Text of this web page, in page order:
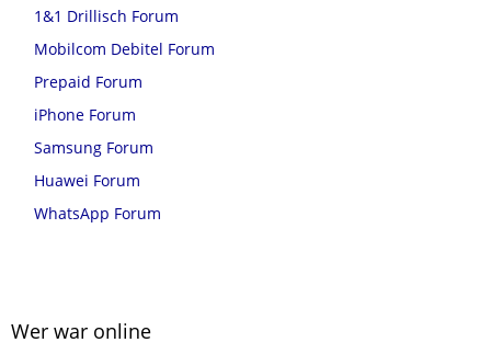
1&1 Drillisch Forum
Mobilcom Debitel Forum
Prepaid Forum
iPhone Forum
Samsung Forum
Huawei Forum
WhatsApp Forum
Wer war online